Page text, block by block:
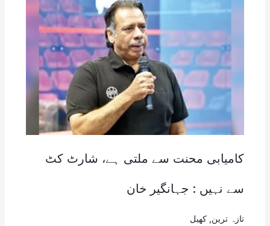
کامیابی محنت سے ملتی ہے، شارٹ کٹ
سے نہیں : جہانگیر خان
تازہ ترین کھیل